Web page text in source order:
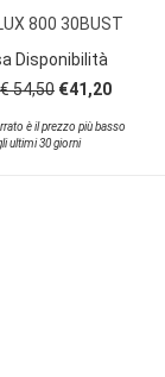
800 30BUST
Disponibilità
€ 54,50 €41,20
è il prezzo più basso
ultimi 30 giorni